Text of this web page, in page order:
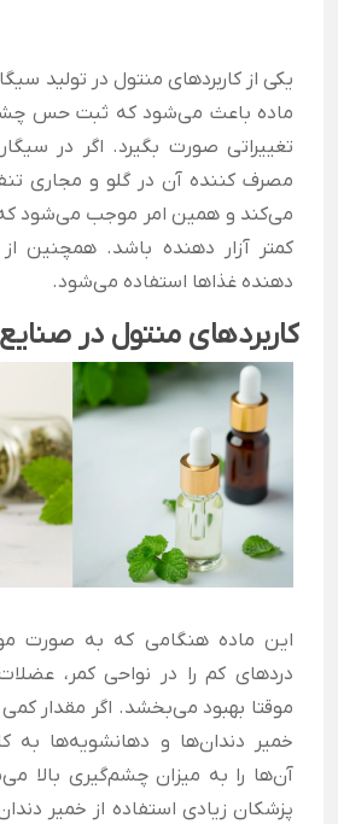
یکی از کاربردهای منتول در تولید
ماده باعث می‌شود که ثبت حس
تغییراتی صورت بگیرد. اگر در
مصرف کننده آن در گلو و مجاری
می‌کند و همین امر موجب می‌شود که
کمتر آزار دهنده باشد. همچنین
دهنده غذاها استفاده می‌شود.
کاربردهای منتول در
این ماده هنگامی که به صورت
دردهای کم را در نواحی کمر،
موقتا بهبود می‌بخشد. اگر مقدار کمی
خمیر دندان‌ها و دهانشویه‌ها به
آن‌ها را به میزان چشم‌گیری بالا
پزشکان زیادی استفاده از خمیر